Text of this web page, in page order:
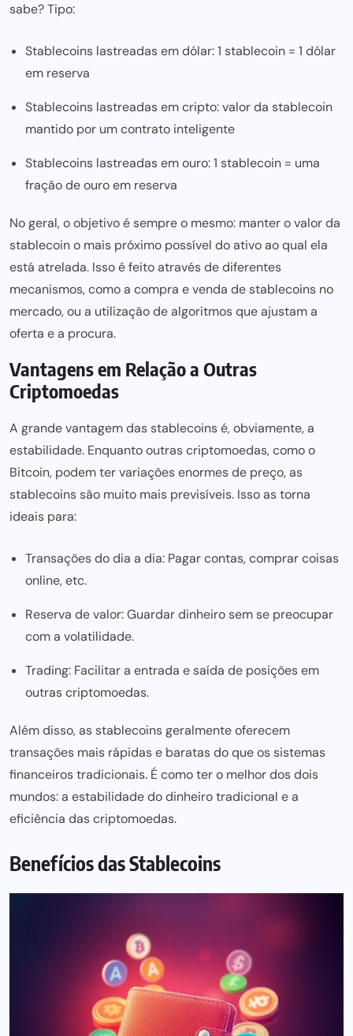
sabe? Tipo:
Stablecoins lastreadas em dólar: 1 stablecoin = 1 dólar
em reserva
Stablecoins lastreadas em cripto: valor da stablecoin
mantido por um contrato inteligente
Stablecoins lastreadas em ouro: 1 stablecoin = uma
fração de ouro em reserva
No geral, o objetivo é sempre o mesmo: manter o valor da
stablecoin o mais próximo possível do ativo ao qual ela
está atrelada. Isso é feito através de diferentes
mecanismos, como a compra e venda de stablecoins no
mercado, ou a utilização de algoritmos que ajustam a
oferta e a procura.
Vantagens em Relação a Outras
Criptomoedas
A grande vantagem das stablecoins é, obviamente, a
estabilidade. Enquanto outras criptomoedas, como o
Bitcoin, podem ter variações enormes de preço, as
stablecoins são muito mais previsíveis. Isso as torna
ideais para:
Transações do dia a dia: Pagar contas, comprar coisas
online, etc.
Reserva de valor: Guardar dinheiro sem se preocupar
com a volatilidade.
Trading: Facilitar a entrada e saída de posições em
outras criptomoedas.
Além disso, as stablecoins geralmente oferecem
transações mais rápidas e baratas do que os sistemas
financeiros tradicionais. É como ter o melhor dos dois
mundos: a estabilidade do dinheiro tradicional e a
eficiência das criptomoedas.
Benefícios das Stablecoins